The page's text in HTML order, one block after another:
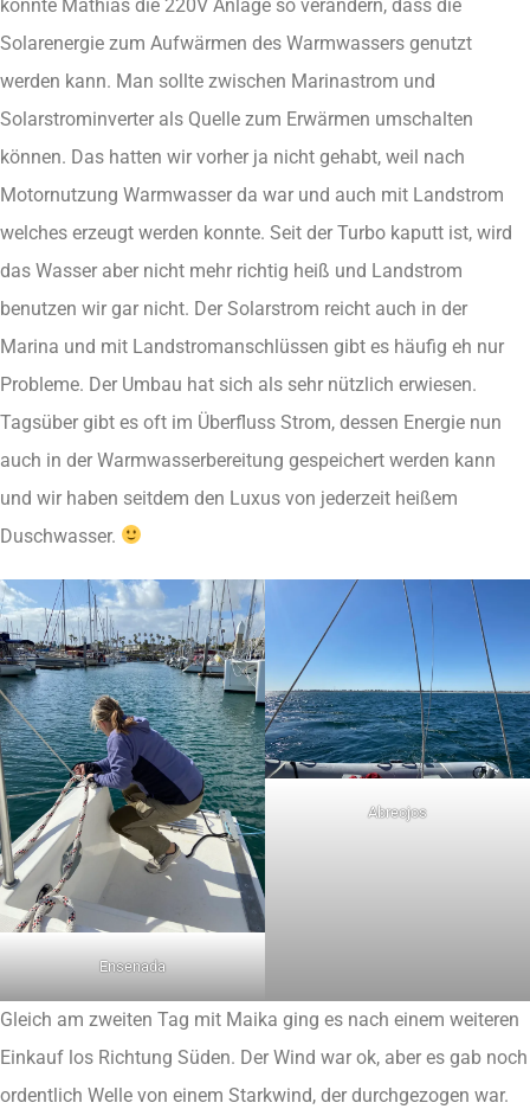
konnte Mathias die 220V Anlage so verändern, dass die
Solarenergie zum Aufwärmen des Warmwassers genutzt
werden kann. Man sollte zwischen Marinastrom und
Solarstrominverter als Quelle zum Erwärmen umschalten
können. Das hatten wir vorher ja nicht gehabt, weil nach
Motornutzung Warmwasser da war und auch mit Landstrom
welches erzeugt werden konnte. Seit der Turbo kaputt ist, wird
das Wasser aber nicht mehr richtig heiß und Landstrom
benutzen wir gar nicht. Der Solarstrom reicht auch in der
Marina und mit Landstromanschlüssen gibt es häufig eh nur
Probleme. Der Umbau hat sich als sehr nützlich erwiesen.
Tagsüber gibt es oft im Überfluss Strom, dessen Energie nun
auch in der Warmwasserbereitung gespeichert werden kann
und wir haben seitdem den Luxus von jederzeit heißem
Duschwasser.
Ensenada
Abreojos
Gleich am zweiten Tag mit Maika ging es nach einem weiteren
Einkauf los Richtung Süden. Der Wind war ok, aber es gab noch
ordentlich Welle von einem Starkwind, der durchgezogen war.